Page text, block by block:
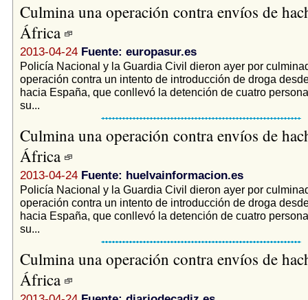
Culmina una operación contra envíos de
África
2013-04-24 Fuente: europasur.es
Policía Nacional y la Guardia Civil dieron ayer por
operación contra un intento de introducción de droga
hacia España, que conllevó la detención de cuatro
su...
Culmina una operación contra envíos de
África
2013-04-24 Fuente: huelvainformacion.es
Policía Nacional y la Guardia Civil dieron ayer por
operación contra un intento de introducción de droga
hacia España, que conllevó la detención de cuatro
su...
Culmina una operación contra envíos de
África